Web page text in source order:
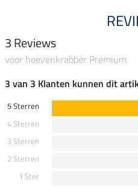
3 Reviews
voor hoevenkrabber Premium
3 van 3 Klanten kunnen dit
5 Sterren
4 Sterren
3 Sterren
2 Sterren
1 Ster